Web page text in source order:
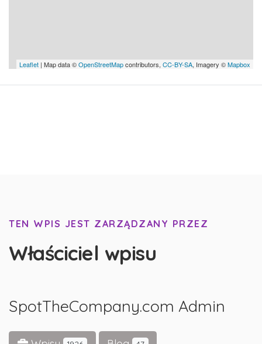
Leaflet | Map data ©OpenStreetMapcontributors, CC-BY-SA, Imagery ©Mapbox
TEN WPIS JEST ZARZĄDZANY PRZEZ
Właściciel wpisu
SpotTheCompany.com Admin